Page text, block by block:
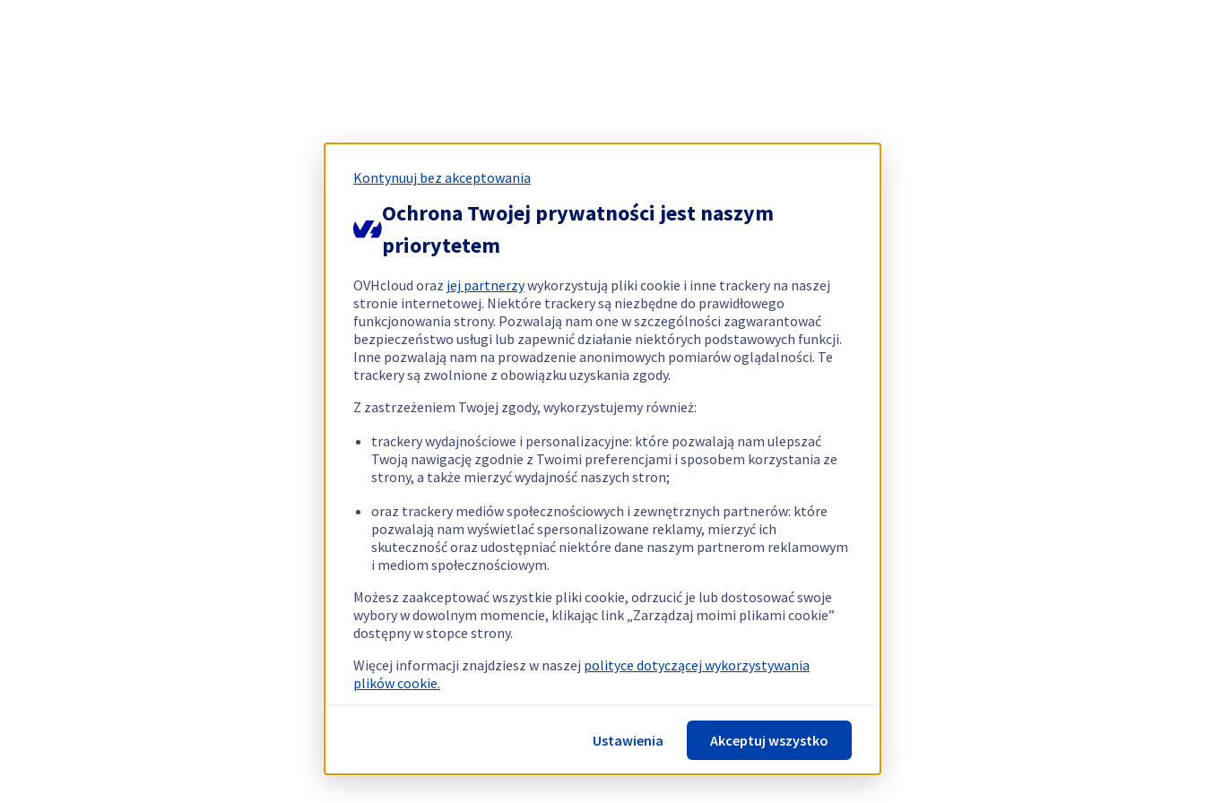
Kontynuuj bez akceptowania
Ochrona Twojej prywatności jest naszym
priorytetem
OVHcloud oraz jej partnerzywykorzystują pliki cookie i inne trackery na naszej
stronie internetowej. Niektóre trackery są niezbędne do prawidłowego
funkcjonowania strony. Pozwalają nam one w szczególności zagwarantować
bezpieczeństwo usługi lub zapewnić działanie niektórych podstawowych funkcji.
Inne pozwalają nam na prowadzenie anonimowych pomiarów oglądalności. Te
trackery są zwolnione z obowiązku uzyskania zgody.
Z zastrzeżeniem Twojej zgody, wykorzystujemy również:
trackery wydajnościowe i personalizacyjne: które pozwalają nam ulepszać
Twoją nawigację zgodnie z Twoimi preferencjami i sposobem korzystania ze
strony, a także mierzyć wydajność naszych stron;
oraz trackery mediów społecznościowych i zewnętrznych partnerów: które
pozwalają nam wyświetlać spersonalizowane reklamy, mierzyć ich
skuteczność oraz udostępniać niektóre dane naszym partnerom reklamowym
i mediom społecznościowym.
Możesz zaakceptować wszystkie pliki cookie, odrzucić je lub dostosować swoje
wybory w dowolnym momencie, klikając link „Zarządzaj moimi plikami cookie”
dostępny w stopce strony.
Więcej informacji znajdziesz w naszej polityce dotyczącej wykorzystywania
plików cookie.
Ustawienia Akceptuj wszystko